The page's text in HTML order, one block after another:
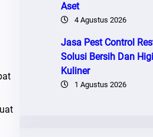
Aset
4 Agustus 2026
Jasa Pest Control
Solusi Bersih Dan
Kuliner
1 Agustus 2026